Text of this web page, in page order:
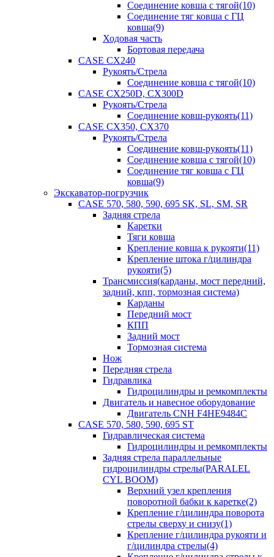
Соединение ковша с тягой(10)
Соединение тяг ковша с ГЦ
ковша(9)
Ходовая часть
Бортовая передача
CASE CX240
Рукоять/Стрела
Соединение ковша с тягой(10)
CASE CX250D, CX300D
Рукоять/Стрела
Соединение ковш-рукоять(11)
CASE CX350, CX370
Рукоять/Стрела
Соединение ковш-рукоять(11)
Соединение ковша с тягой(10)
Соединение тяг ковша с ГЦ
ковша(9)
Экскаватор-погрузчик
CASE 570, 580, 590, 695 SK, SL, SM, SR
Задняя стрела
Каретки
Тяги ковша
Крепление ковша к рукояти(11)
Крепление штока г/цилиндра
рукояти(5)
Трансмиссия(карданы, мост передний,
задний, кпп, тормозная система)
Карданы
Передний мост
КПП
Задний мост
Тормозная система
Нож
Передняя стрела
Гидравлика
Гидроцилиндры и ремкомплекты
Двигатель и навесное оборудование
Двигатель CNH F4HE9484C
CASE 570, 580, 590, 695 ST
Гидравлическая система
Гидроцилиндры и ремкомплекты
Задняя стрела параллельные
гидроцилиндры стрелы(PARALEL
CYL BOOM)
Верхний узел крепления
поворотной бабки к каретке(2)
Крепление г/цилиндра поворота
стрелы сверху и снизу(1)
Крепление г/цилиндра рукояти и
г/цилиндра стрелы(4)